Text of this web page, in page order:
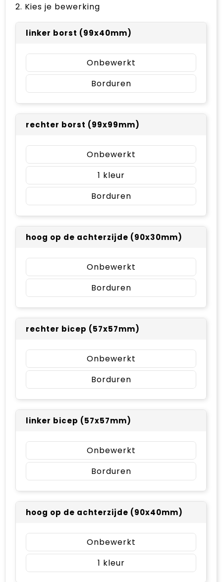
2. Kies je bewerking
linker borst (99x40mm)
Onbewerkt
Borduren
rechter borst (99x99mm)
Onbewerkt
1
Borduren
hoog op de achterzijde (90x30mm)
Onbewerkt
Borduren
rechter bicep (57x57mm)
Onbewerkt
Borduren
linker bicep (57x57mm)
Onbewerkt
Borduren
hoog op de achterzijde (90x40mm)
Onbewerkt
1